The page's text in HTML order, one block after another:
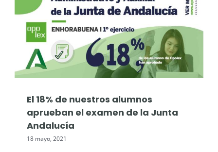
Noticias Opolex Oposiciones: Junta de Andalucía
El 18% de nuestros alumnos
aprueban el examen de la Junta
Andalucía
18 mayo, 2021